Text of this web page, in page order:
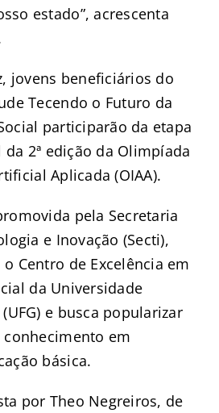
estado”, acrescenta
jovens beneficiários do
Tecendo o Futuro da
participarão da etapa
2ª edição da Olimpíada
Aplicada (OIAA).
pela Secretaria
e Inovação (Secti),
Centro de Excelência em
da Universidade
e busca popularizar
em
básica.
por Theo Negreiros, de